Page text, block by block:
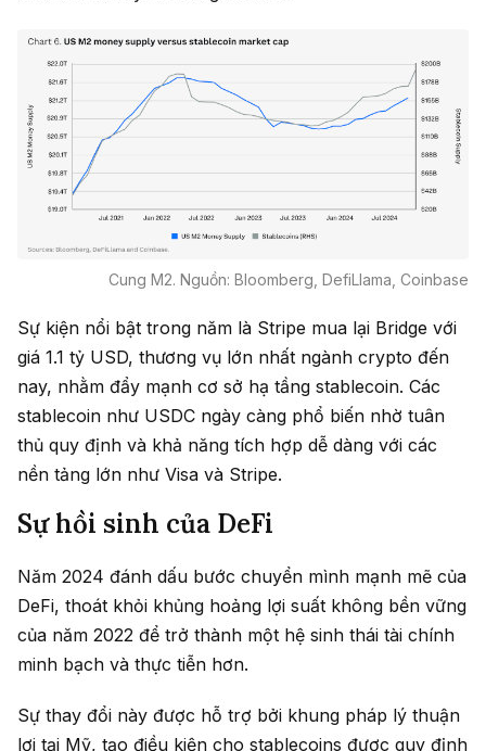
Cung M2. Nguồn: Bloomberg, DefiLlama, Coinbase
Sự kiện nổi bật trong năm là Stripe mua lại Bridge với
giá 1.1 tỷ USD, thương vụ lớn nhất ngành crypto đến
nay, nhằm đẩy mạnh cơ sở hạ tầng stablecoin. Các
stablecoin như USDC ngày càng phổ biến nhờ tuân
thủ quy định và khả năng tích hợp dễ dàng với các
nền tảng lớn như Visa và Stripe.
Sự hồi sinh của DeFi
Năm 2024 đánh dấu bước chuyển mình mạnh mẽ của
DeFi, thoát khỏi khủng hoảng lợi suất không bền vững
của năm 2022 để trở thành một hệ sinh thái tài chính
minh bạch và thực tiễn hơn.
Sự thay đổi này được hỗ trợ bởi khung pháp lý thuận
lợi tại Mỹ, tạo điều kiện cho stablecoins được quy định